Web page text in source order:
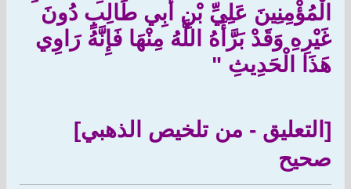
الْمُؤْمِنِينَ عَلِيِّ بْنِ أَبِي طَالِبٍ دُونَ
غَيْرِهِ وَقَدْ بَرَّأَهُ اللَّهُ مِنْهَا فَإِنَّهُ رَاوِي
هَذَا الْحَدِيثِ "
[التعليق - من تلخيص الذهبي]
صحيح